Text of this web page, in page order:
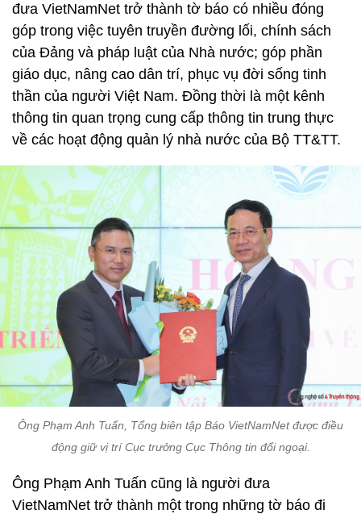
đưa VietNamNet trở thành tờ báo có nhiều đóng
góp trong việc tuyên truyền đường lối, chính sách
của Đảng và pháp luật của Nhà nước; góp phần
giáo dục, nâng cao dân trí, phục vụ đời sống tinh
thần của người Việt Nam. Đồng thời là một kênh
thông tin quan trọng cung cấp thông tin trung thực
về các hoạt động quản lý nhà nước của Bộ TT&TT.
Ông Phạm Anh Tuấn, Tổng biên tập Báo VietNamNet được điều
động giữ vị trí Cục trưởng Cục Thông tin đối ngoại.
Ông Phạm Anh Tuấn cũng là người đưa
VietNamNet trở thành một trong những tờ báo đi